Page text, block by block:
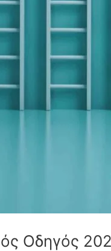
Οδηγός